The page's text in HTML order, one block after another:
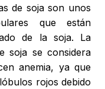
de soja son unos
que están
de la soja. La
soja se considera
anemia, ya que
rojos debido